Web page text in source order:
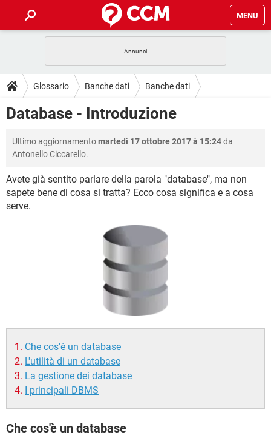
MENU
INTRATTENIMENTO ANDROID
iOS WINDOWS 10
TIKTOK
GUIDE
COVID-19
INTRATTENIMENTO ANDROID
iOS WINDOWS 10
TIKTOK FACEBOOK
HARDWARE
DOWNLOAD
INTRATTENIMENTO
INSTAGRAM WHATSAPP
FORUM
INTRATTENIMENTO ANDROID
iOS
WHATSAPP
FACEBOOK
COVID-19 GAMING
WINDOWS 10
WHATSAPP
Glossario Banche dati Banche dati
Database - Introduzione
Ultimo aggiornamentomartedì 17 ottobre 2017 à 15:24da
Antonello Ciccarello.
Avete già sentito parlare della parola "database", ma non
sapete bene di cosa si tratta? Ecco cosa significa e a cosa
serve.
Che cos'è un database
L'utilità di un database
La gestione dei database
I principali DBMS
Che cos'è un database